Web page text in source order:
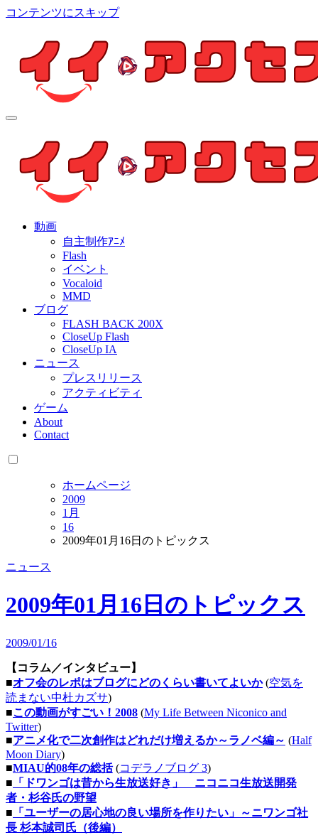
コンテンツにスキップ
個人制作アニメを中心とした動画紹介ブログ
動画
自主制作ｱﾆﾒ
Flash
イベント
Vocaloid
MMD
ブログ
FLASH BACK 200X
CloseUp Flash
CloseUp IA
ニュース
プレスリリース
アクティビティ
ゲーム
About
Contact
ホームページ
2009
1月
16
2009年01月16日のトピックス
ニュース
2009年01月16日のトピックス
2009/01/16
【コラム／インタビュー】
■オフ会のレポはブログにどのくらい書いてよいか(空気を
読まない中杜カズサ)
■この動画がすごい！2008 (My Life Between Niconico and
Twitter)
■アニメ化で二次創作はどれだけ増えるか～ラノベ編～ (Half
Moon Diary)
■MIAU的08年の総括(コデラノブログ 3)
■ 「ドワンゴは昔から生放送好き」 ニコニコ生放送開発
者・杉谷氏の野望
■ 「ユーザーの居心地の良い場所を作りたい」～ニワンゴ社
長 杉本誠司氏（後編）